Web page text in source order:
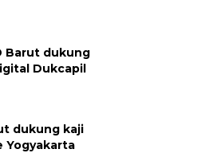
Barut dukung
Dukcapil
dukung kaji
Yogyakarta